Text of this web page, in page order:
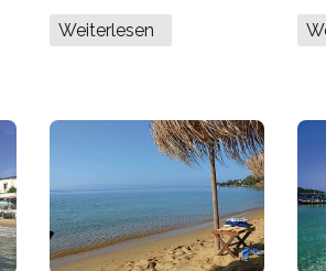
Weiterlesen